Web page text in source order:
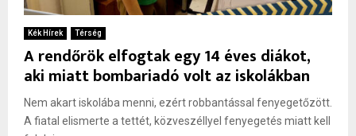
Kék Hírek Térség
A rendőrök elfogtak egy 14 éves diákot,
aki miatt bombariadó volt az iskolákban
Nem akart iskolába menni, ezért robbantással fenyegetőzött.
A fiatal elismerte a tettét, közveszéllyel fenyegetés miatt kell